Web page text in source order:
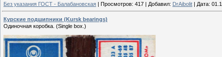
Без указания ГОСТ - Балабановская | Просмотров: 417 | Добавил: DrAibolit | Дата:
Курские подшипники (Kursk bearings)
Одиночная коробка. (Single box.)